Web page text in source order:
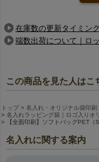
版データ作成方
価格は、製品代 に印刷代
※ご注文は100枚以上か
在庫数の更新タイミン
端数出荷について｜ロ
この商品を見た人は
トップ
名入れ・オリジナル袋印
名入れラッピング袋｜ロゴ入りオ
【全面印刷】ソフトバッグPET
名入れに関する案内